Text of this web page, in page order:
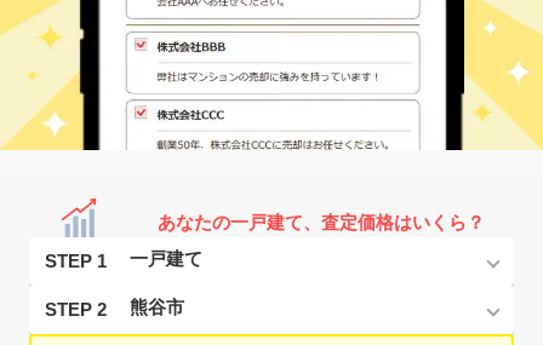
あなたの一戸建て、査定価格はいくら？
STEP 1
STEP 2